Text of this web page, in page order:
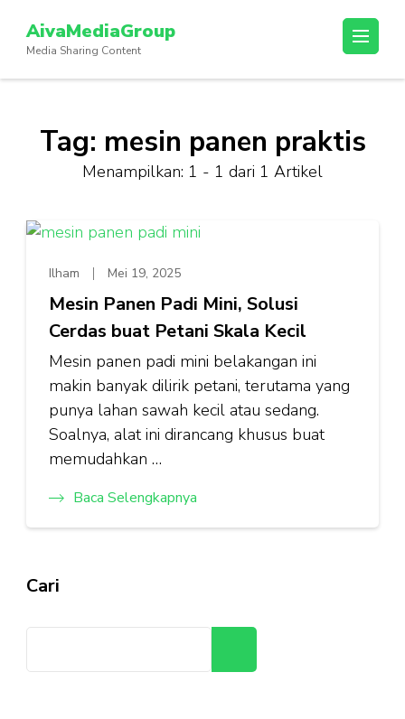
konten
(Tekan
AivaMediaGroup
Media Sharing Content
Tag: mesin panen praktis
Menampilkan: 1 - 1 dari 1 Artikel
Ilham Mei 19, 2025
Mesin Panen Padi Mini, Solusi
Cerdas buat Petani Skala Kecil
Mesin panen padi mini belakangan ini
makin banyak dilirik petani, terutama yang
punya lahan sawah kecil atau sedang.
Soalnya, alat ini dirancang khusus buat
memudahkan …
Baca Selengkapnya
Cari